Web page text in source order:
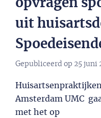
opvragen
uit
Gepubliceerd op 25 juni
Amsterdam UMC
met het op